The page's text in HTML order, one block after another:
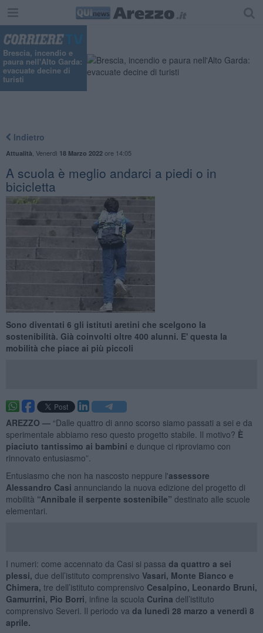
Brescia, incendio e
paura nell'Alto Garda:
evacuate decine di
turisti
Indietro
Attualità Venerdì 18 Marzo 2022ore 14:05
A scuola è meglio andarci a piedi o in
bicicletta
Sono diventati 6 gli istituti aretini che scelgono la
sostenibilità. Già coinvolti oltre 400 alunni. E' questa la
mobilità che piace ai più piccoli
AREZZO — “Dalle quattro di anno scorso siamo passati a sei e da
sperimentale abbiamo reso questo progetto stabile. Il motivo? È
piaciuto tantissimo ai bambini e dunque ci riproviamo con
rinnovato entusiasmo”.
Entusiasmo che non ha nascosto neppure l'assessore
Alessandro Casi annunciando la nuova edizione del progetto di
mobilità “Annibale il serpente sostenibile” destinato alle scuole
elementari.
I numeri: come accennato da Casi si passa da quattro a sei
plessi, due dell’istituto comprensivo Vasari, Monte Bianco e
Chimera, tre dell’istituto comprensivo Cesalpino, Leonardo Bruni,
Gamurrini, Pio Borri , infine la scuola Curina dell’istituto
comprensivo Severi. Il periodo va da lunedì 28 marzo a venerdì 8
aprile.